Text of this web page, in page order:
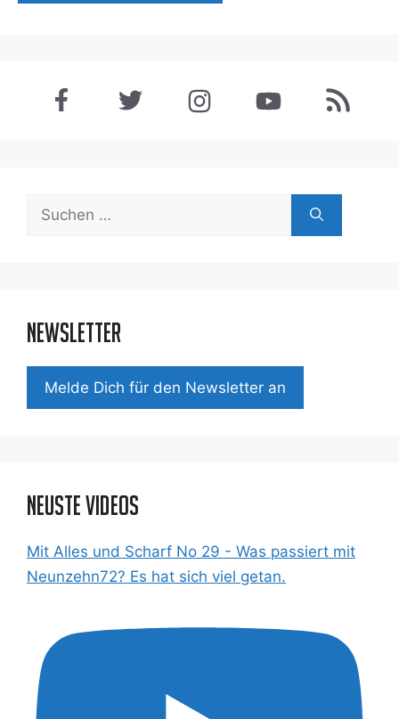
Suchen
Newsletter
Mel­de Dich für den News­let­ter an
Neuste Videos
Mit Alles und Scharf No 29 - Was passiert mit
Neunzehn72? Es hat sich viel getan.